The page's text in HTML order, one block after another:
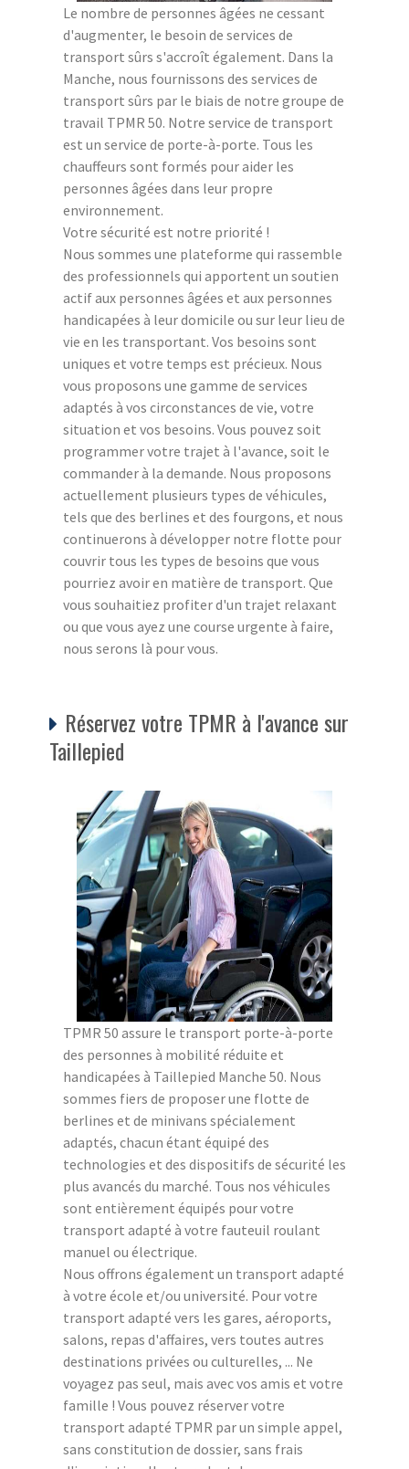
Le nombre de personnes âgées ne cessant
d'augmenter, le besoin de services de
transport sûrs s'accroît également. Dans la
Manche, nous fournissons des services de
transport sûrs par le biais de notre groupe de
travail TPMR 50. Notre service de transport
est un service de porte-à-porte. Tous les
chauffeurs sont formés pour aider les
personnes âgées dans leur propre
environnement.
Votre sécurité est notre priorité !
Nous sommes une plateforme qui rassemble
des professionnels qui apportent un soutien
actif aux personnes âgées et aux personnes
handicapées à leur domicile ou sur leur lieu de
vie en les transportant. Vos besoins sont
uniques et votre temps est précieux. Nous
vous proposons une gamme de services
adaptés à vos circonstances de vie, votre
situation et vos besoins. Vous pouvez soit
programmer votre trajet à l'avance, soit le
commander à la demande. Nous proposons
actuellement plusieurs types de véhicules,
tels que des berlines et des fourgons, et nous
continuerons à développer notre flotte pour
couvrir tous les types de besoins que vous
pourriez avoir en matière de transport. Que
vous souhaitiez profiter d'un trajet relaxant
ou que vous ayez une course urgente à faire,
nous serons là pour vous.
Réservez votre TPMR à l'avance sur
Taillepied
TPMR 50 assure le transport porte-à-porte
des personnes à mobilité réduite et
handicapées à Taillepied Manche 50. Nous
sommes fiers de proposer une flotte de
berlines et de minivans spécialement
adaptés, chacun étant équipé des
technologies et des dispositifs de sécurité les
plus avancés du marché. Tous nos véhicules
sont entièrement équipés pour votre
transport adapté à votre fauteuil roulant
manuel ou électrique.
Nous offrons également un transport adapté
à votre école et/ou université. Pour votre
transport adapté vers les gares, aéroports,
salons, repas d'affaires, vers toutes autres
destinations privées ou culturelles, ... Ne
voyagez pas seul, mais avec vos amis et votre
famille ! Vous pouvez réserver votre
transport adapté TPMR par un simple appel,
sans constitution de dossier, sans frais